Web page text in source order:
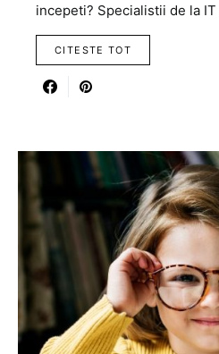
incepeti? Specialistii de la
CITESTE TOT